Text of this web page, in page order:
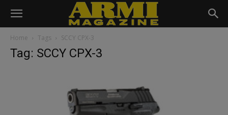
Home Tags SCCY CPX-3
Tag: SCCY CPX-3